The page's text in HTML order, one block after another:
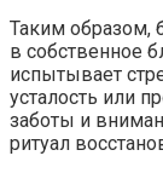
Таким образом,
в собственное
испытывает
усталость или
заботы и
ритуал